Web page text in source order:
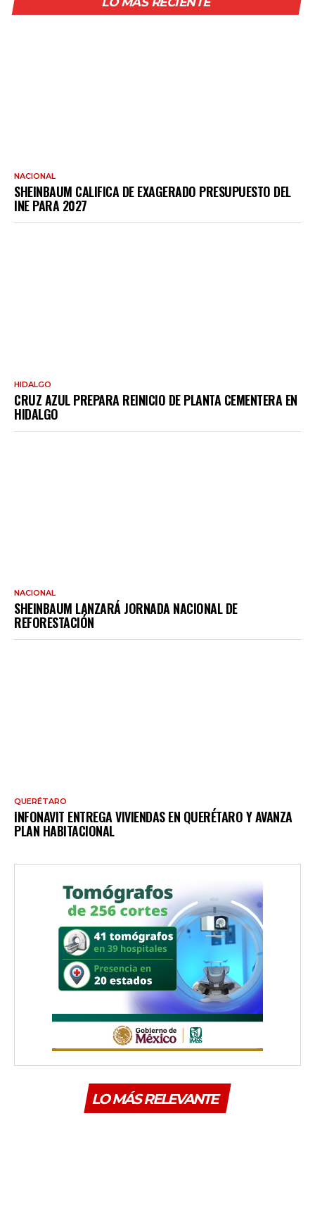
NACIONAL
SHEINBAUM CALIFICA DE EXAGERADO PRESUPUESTO DEL
INE PARA 2027
HIDALGO
CRUZ AZUL PREPARA REINICIO DE PLANTA CEMENTERA EN
HIDALGO
NACIONAL
SHEINBAUM LANZARÁ JORNADA NACIONAL DE
REFORESTACIÓN
QUERÉTARO
INFONAVIT ENTREGA VIVIENDAS EN QUERÉTARO Y AVANZA
PLAN HABITACIONAL
LO MÁS RELEVANTE